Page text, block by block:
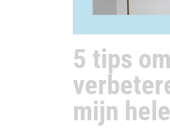
5 tips
mijn